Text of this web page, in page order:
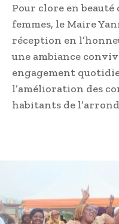
Pour clore en beauté
femmes, le Maire
réception en
une ambiance
engagement
l’amélioration des
habitants de